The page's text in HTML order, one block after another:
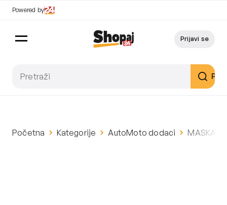
Powered by
Prijavi se
Početna Kategorije AutoMoto dodaci MASKA